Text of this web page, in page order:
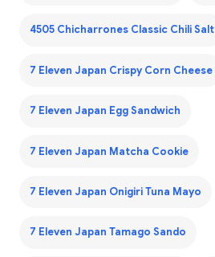
4505 Chicharrones Classic Chili Salt
7 Eleven Japan Crispy Corn Cheese
7 Eleven Japan Egg Sandwich
7 Eleven Japan Matcha Cookie
7 Eleven Japan Onigiri Tuna Mayo
7 Eleven Japan Tamago Sando